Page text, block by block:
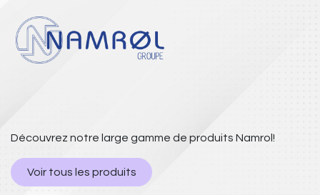
Découvrez notre large gamme de produits Namrol!
Voir tous les produits